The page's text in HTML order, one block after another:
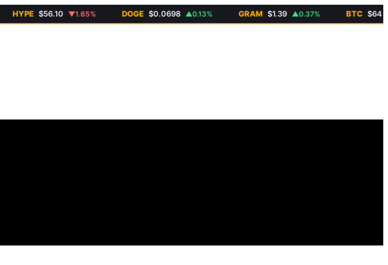
HYPE $56.10 ▼1.65% DOGE $0.0698 ▲0.13% GRAM $1.39 ▲0.37% BTC $64 768